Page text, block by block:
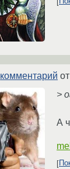
комментарий
>
А